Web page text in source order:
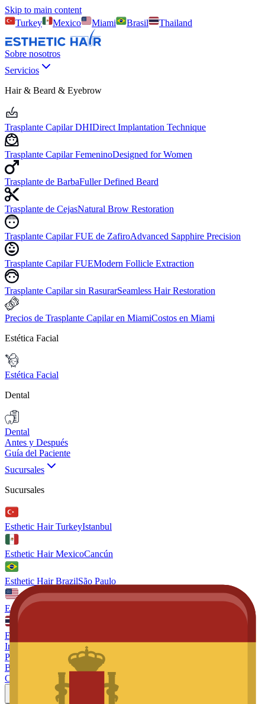
Skip to main content
Turkey
Mexico Miami Brasil Thailand
Sobre nosotros
Servicios
Hair & Beard & Eyebrow
Trasplante Capilar DHIDirect Implantation Technique
Trasplante Capilar FemeninoDesigned for Women
Trasplante de BarbaFuller Defined Beard
Trasplante de CejasNatural Brow Restoration
Trasplante Capilar FUE de ZafiroAdvanced Sapphire Precision
Trasplante Capilar FUEModern Follicle Extraction
Trasplante Capilar sin RasurarSeamless Hair Restoration
Precios de Trasplante Capilar en MiamiCostos en Miami
Estética Facial
Estética Facial
Dental
Dental
Antes y Después
Guía del Paciente
Sucursales
Sucursales
Esthetic Hair TurkeyIstanbul
Esthetic Hair MexicoCancún
Esthetic Hair BrazilSão Paulo
Esthetic Hair Miami
Esthetic Hair Thailand
Inicio
Precios
Blog
Contáctenos
Reservar consulta